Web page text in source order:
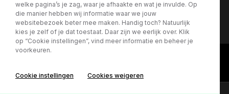
2026 - Krimpen aan den IJssel
welke pagina’s je zag, waar je afhaakte en wat je invulde. Op
die manier hebben wij informatie waar we jouw
websitebezoek beter mee maken. Handig toch? Natuurlijk
kies je zelf of je dat toestaat. Daar zijn we eerlijk over. Klik
op “Cookie instellingen”, vind meer informatie en beheer je
voorkeuren.
Cookie instellingen Cookies weigeren